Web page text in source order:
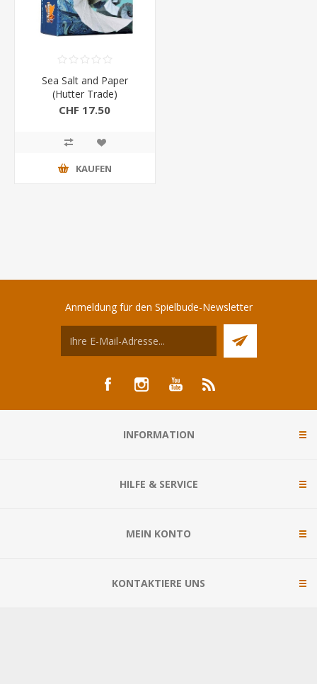
Sea Salt and Paper
(Hutter Trade)
CHF 17.50
KAUFEN
Anmeldung für den Spielbude-Newsletter
INFORMATION
HILFE & SERVICE
MEIN KONTO
KONTAKTIERE UNS